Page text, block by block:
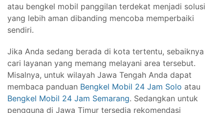
atau bengkel mobil panggilan terdekat menjadi solusi
yang lebih aman dibanding mencoba memperbaiki
sendiri.
Jika Anda sedang berada di kota tertentu, sebaiknya
cari layanan yang memang melayani area tersebut.
Misalnya, untuk wilayah Jawa Tengah Anda dapat
membaca panduan Bengkel Mobil 24 Jam Solo atau
Bengkel Mobil 24 Jam Semarang. Sedangkan untuk
pengguna di Jawa Timur tersedia rekomendasi